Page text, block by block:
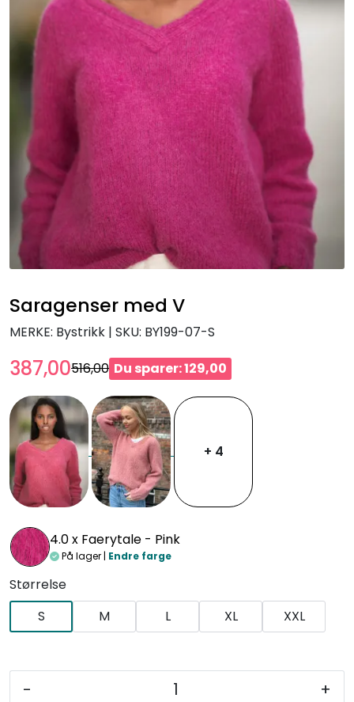
Saragenser med V
MERKE: Bystrikk | SKU: BY199-07-S
387,00516,00 Du sparer: 129,00
+ 4
4.0 x Faerytale - Pink
På lager | Endre farge
Størrelse
S
M L XL XXL
- +